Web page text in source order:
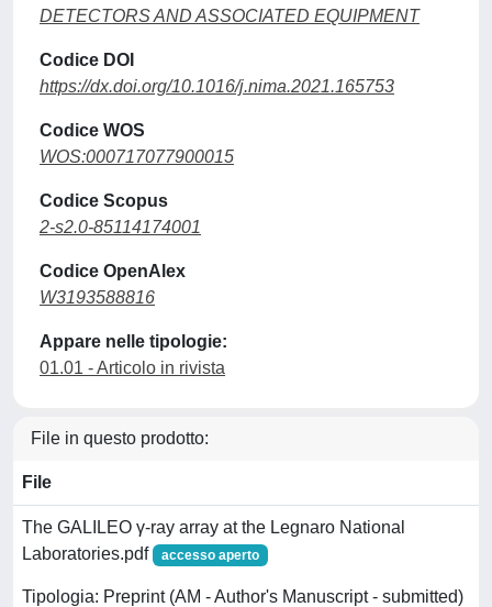
DETECTORS AND ASSOCIATED EQUIPMENT
Codice DOI
https://dx.doi.org/10.1016/j.nima.2021.165753
Codice WOS
WOS:000717077900015
Codice Scopus
2-s2.0-85114174001
Codice OpenAlex
W3193588816
Appare nelle tipologie:
01.01 - Articolo in rivista
File in questo prodotto:
File
The GALILEO γ-ray array at the Legnaro National
Laboratories.pdf
accesso aperto
Tipologia: Preprint (AM - Author's Manuscript - submitted)